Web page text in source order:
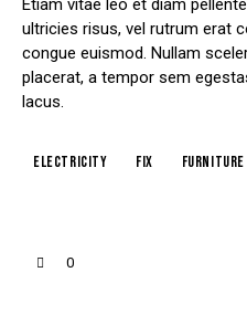
Etiam vitae leo et diam
ultricies risus, vel rutrum erat
congue euismod. Nullam
placerat, a tempor sem
lacus.
electricity fix furniture
0